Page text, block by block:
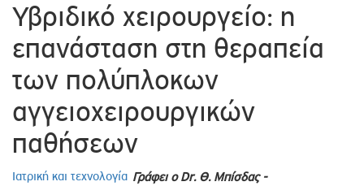
Υβριδικό χειρουργείο: η
επανάσταση στη θεραπεία
των πολύπλοκων
αγγειοχειρουργικών
παθήσεων
Ιατρική και τεχνολογία Γράφει ο Dr. Θ. Μπίσδας -